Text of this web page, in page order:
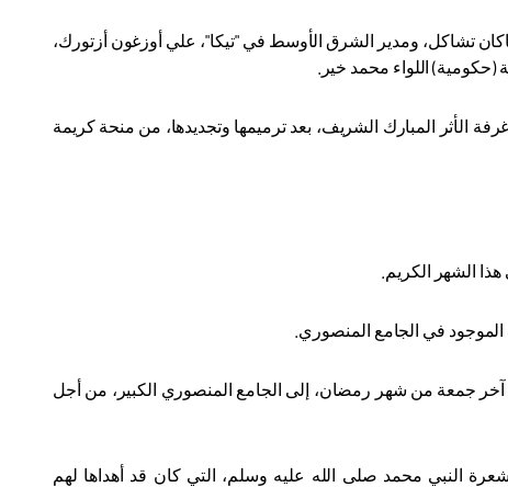
تشاكل، ومدير الشرق الأوسط في "تيكا"، علي أوزغون أزتورك،
(حكومية) اللواء محمد خير
الأثر المبارك الشريف، بعد ترميمها وتجديدها، من منحة كريمة
الشهر الكريم
الموجود في الجامع المنصوري
آخر جمعة من شهر رمضان، إلى الجامع المنصوري الكبير، من أجل
النبي محمد صلى الله عليه وسلم، التي كان قد أهداها لهم